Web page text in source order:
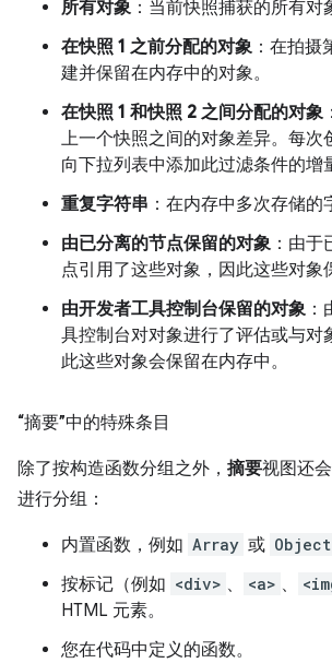
所有对象 ：当前快照捕获的所有对
在快照 1 之前分配的对象 ：在拍摄
建并保留在内存中的对象。
在快照 1 和快照 2 之间分配的对象
上一个快照之间的对象差异。每次
向下拉列表中添加此过滤条件的增
重复字符串 ：在内存中多次存储的
由已分离的节点保留的对象 ：由
点引用了这些对象，因此这些对象
由开发者工具控制台保留的对象
具控制台对对象进行了评估或与对
此这些对象会保留在内存中。
“摘要”中的特殊条目
除了按构造函数分组之外， 摘要视图还
进行分组：
内置函数，例如 Array 或 Object
按标记（例如 <div> 、 <a> 、
HTML 元素。
您在代码中定义的函数。